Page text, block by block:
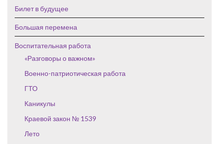
Билет в будущее
Большая перемена
Воспитательная работа
«Разговоры о важном»
Военно-патриотическая работа
ГТО
Каникулы
Краевой закон № 1539
Лето